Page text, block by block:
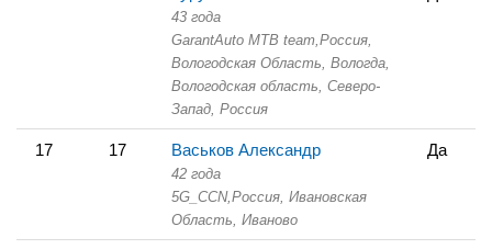
43 года
GarantAuto MTB team, Россия,
Вологодская Область, Вологда,
Вологодская область, Северо-
Запад, Россия
17 17 Васьков Александр
42 года
5G_CCN, Россия, Ивановская
Область, Иваново
Да